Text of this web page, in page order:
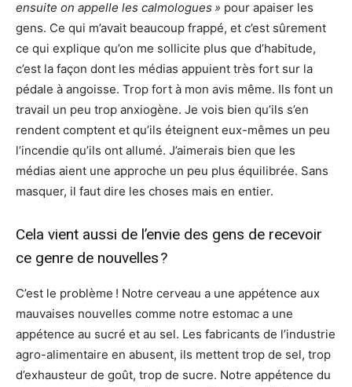
ensuite on appelle les calmologues » pour apaiser les
gens. Ce qui m’avait beaucoup frappé, et c’est sûrement
ce qui explique qu’on me sollicite plus que d’habitude,
c’est la façon dont les médias appuient très fort sur la
pédale à angoisse. Trop fort à mon avis même. Ils font un
travail un peu trop anxiogène. Je vois bien qu’ils s’en
rendent comptent et qu’ils éteignent eux-mêmes un peu
l’incendie qu’ils ont allumé. J’aimerais bien que les
médias aient une approche un peu plus équilibrée. Sans
masquer, il faut dire les choses mais en entier.
Cela vient aussi de l’envie des gens de recevoir
ce genre de nouvelles ?
C’est le problème ! Notre cerveau a une appétence aux
mauvaises nouvelles comme notre estomac a une
appétence au sucré et au sel. Les fabricants de l’industrie
agro-alimentaire en abusent, ils mettent trop de sel, trop
d’exhausteur de goût, trop de sucre. Notre appétence du